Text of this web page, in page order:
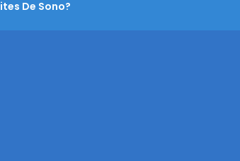
De Sono?